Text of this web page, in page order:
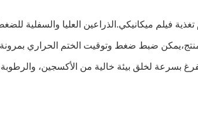
فيلم ميكانيكي.الذراعين العليا والسفلية
المنتج،يمكن ضبط ضغط وتوقيت الختم الحراري
بسرعة لخلق بيئة خالية من الأكسجين،